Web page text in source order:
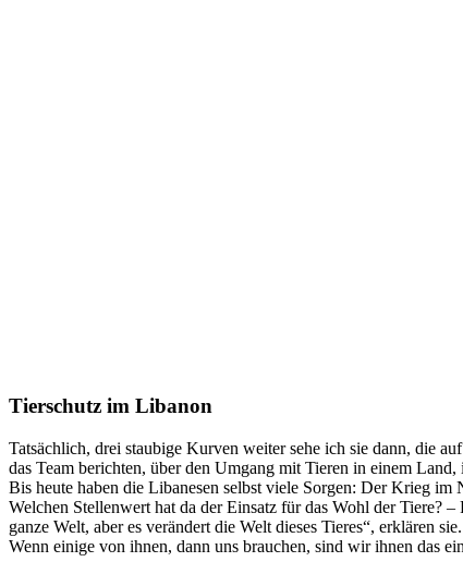
Tierschutz im Libanon
Tatsächlich, drei staubige Kurven weiter sehe ich sie dann, die
das Team berichten, über den Umgang mit Tieren in einem
Bis heute haben die Libanesen selbst viele Sorgen: Der Krieg
Welchen Stellenwert hat da der Einsatz für das Wohl der Tiere?
ganze Welt, aber es verändert die Welt dieses Tieres“, erklären
Wenn einige von ihnen, dann uns brauchen, sind wir ihnen das